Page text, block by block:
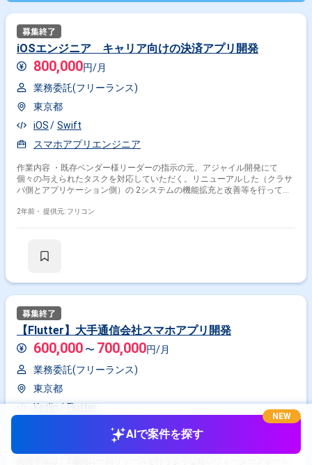
iOSエンジニア キャリア向けの決済アプリ開発
800,000円/月
業務委託(フリーランス)
東京都
iOS
Swift
スマホアプリエンジニア
作業内容 ・既存ベンダー様リーダーの指示の元、アジャイル開発にて
個々の与えられたタスクを対応していただく。リニューアルした（クラサ
バ側とアプリケーション側）の 2システムの機能拡充と改善等を行っても
2年前・ 提供元: フリコン
【Flutter】大手通信会社スマホアプリ開発
600,000 〜 700,000円/月
業務委託(フリーランス)
東京都
Kotlin
Flutter
スマホアプリエンジニア
AIで案件を探す
NEW